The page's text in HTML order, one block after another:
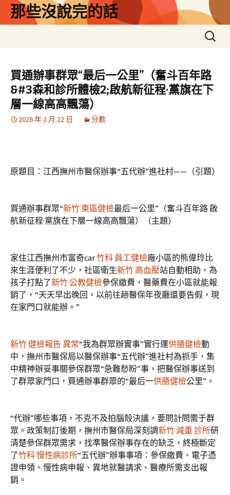
那些沒說完的話
搜
尋
鍵
字:
買通辦事群眾“最后一公里”（奮斗百年路
&#3森和診所體檢2;啟航新征程·黨旗在下
層一線高高飄蕩）
2026 年 2 月 22 日 分數
原題目：江西撫州市醫保辦事“五代辦”進社村——（引題）
買通辦事群眾“新竹 東區健檢最后一公里”（奮斗百年路 啟
航新征程·黨旗在下層一線高高飄蕩）（主題）
家住江西撫州市富奇car竹科 員工健檢廠小區的熊偉玲比
來生涯便利了不少，社區衛生新竹 高血壓站自動相助，為
孩子打點了新竹 公教健檢參保繳費，醫藥費在小區就能報
銷了，“天天早出晚回，以前往趟醫保年夜廳還要告假，現
在家門口就能辦。”
新竹 健檢報告 異常“我為群眾辦實事”實行運供膳健檢動
中，撫州市醫保局以醫保辦事“五代辦”進社村為抓手，集
中精神辦妥事關參保群眾“急難愁盼”事，把醫保辦事送到
了群眾家門口，買通辦事群眾的“最后一供膳健檢公里”。
“代辦”哪些事項，不克不及拍腦殼決議，要問計問需于群
眾。政策制訂後期，撫州市醫保局深刻調新竹 減重 診所研
清楚參保群眾需求，找準醫保辦事存在的缺乏，終極斷定
了竹科 慢性病診所“五代辦”辦事事項：參保繳費、電子憑
證申領、慢性病申報、異地就醫請求、醫療所需支出報
銷。